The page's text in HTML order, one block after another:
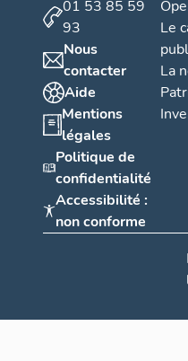
01 53 85 59
93
Nous
contacter
Aide
Mentions
légales
Politique de
confidentialité
Accessibilité :
non conforme
Le
La